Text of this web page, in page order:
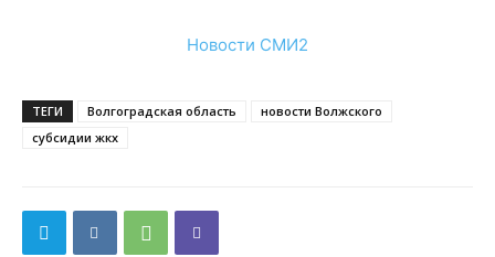
Новости СМИ2
ТЕГИ Волгоградская область
новости Волжского
субсидии жкх